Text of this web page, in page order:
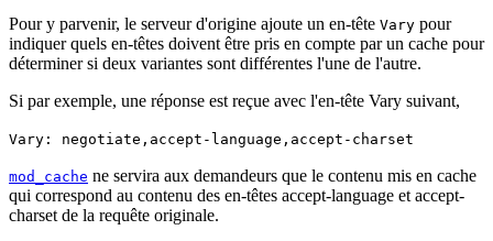
Pour y parvenir, le serveur d'origine ajoute un en-tête Vary pour
indiquer quels en-têtes doivent être pris en compte par un cache pour
déterminer si deux variantes sont différentes l'une de l'autre.
Si par exemple, une réponse est reçue avec l'en-tête Vary suivant,
Vary: negotiate,accept-language,accept-charset
mod_cache ne servira aux demandeurs que le contenu mis en cache
qui correspond au contenu des en-têtes accept-language et accept-
charset de la requête originale.